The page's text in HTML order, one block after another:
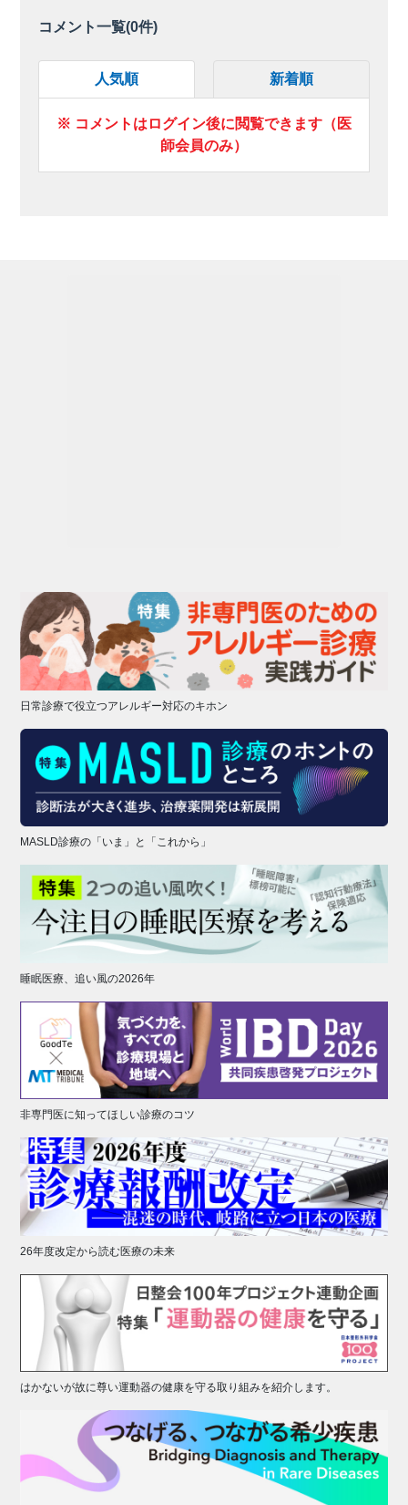
コメント一覧(0件)
人気順 新着順
※ コメントはログイン後に閲覧できます（医
師会員のみ）
日常診療で役立つアレルギー対応のキホン
MASLD診療の「いま」と「これから」
睡眠医療、追い風の2026年
非専門医に知ってほしい診療のコツ
26年度改定から読む医療の未来
はかないが故に尊い運動器の健康を守る取り組みを紹介します。